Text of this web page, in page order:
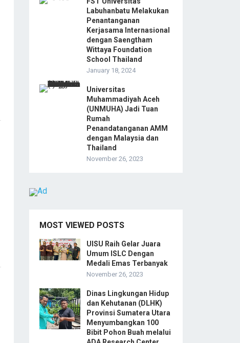
Labuhanbatu Melakukan
Penantanganan
Kerjasama Internasional
dengan Saengtham
Wittaya Foundation
School Thailand
January 18, 2024
Universitas
Muhammadiyah Aceh
(UNMUHA) Jadi Tuan
Rumah
Penandatanganan AMM
dengan Malaysia dan
Thailand
November 26, 2023
MOST VIEWED POSTS
UISU Raih Gelar Juara
Umum ISLC Dengan
Medali Emas Terbanyak
November 26, 2023
Dinas Lingkungan Hidup
dan Kehutanan (DLHK)
Provinsi Sumatera Utara
Menyumbangkan 100
Bibit Pohon Buah melalui